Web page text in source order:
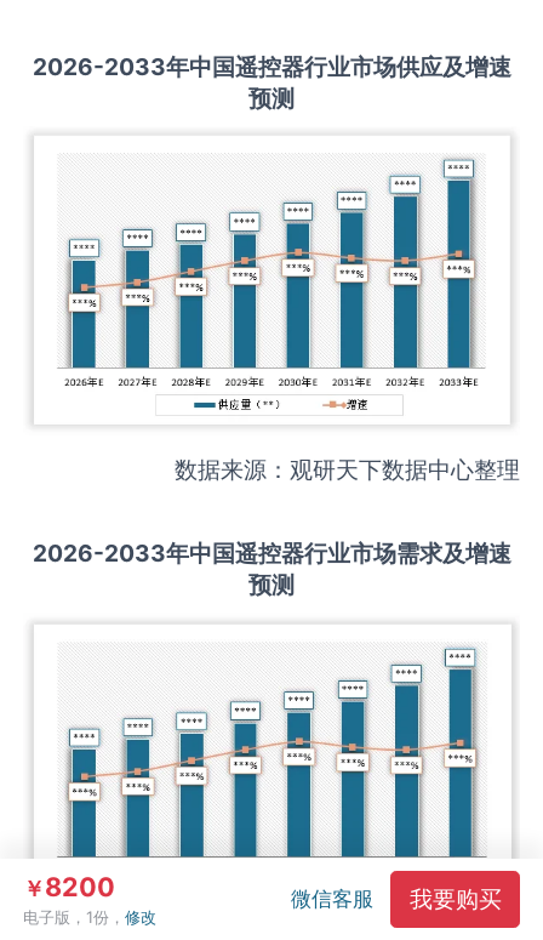
2026-2033年中国遥控器行业市场供应及增速
预测
数据来源：观研天下数据中心整理
2026-2033年中国遥控器行业市场需求及增速
预测
￥8200
电子版，1份，修改
微信客服 我要购买